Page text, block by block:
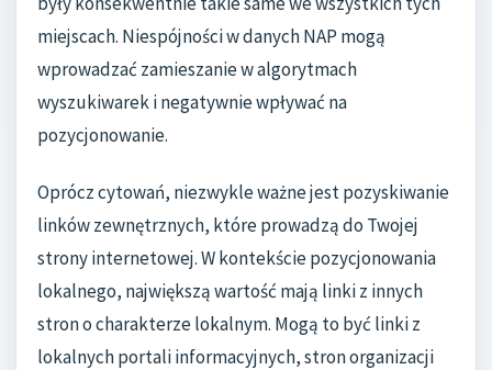
miejscach. Niespójności w danych NAP mogą
wprowadzać zamieszanie w algorytmach
wyszukiwarek i negatywnie wpływać na
pozycjonowanie.
Oprócz cytowań, niezwykle ważne jest pozyskiwanie
linków zewnętrznych, które prowadzą do Twojej
strony internetowej. W kontekście pozycjonowania
lokalnego, największą wartość mają linki z innych
stron o charakterze lokalnym. Mogą to być linki z
lokalnych portali informacyjnych, stron organizacji